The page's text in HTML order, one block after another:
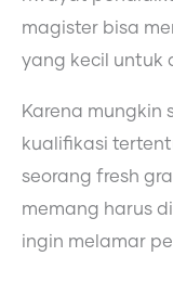
magister bisa
yang kecil untuk
Karena mungkin
kualifikasi
seorang fresh
memang harus
ingin melamar